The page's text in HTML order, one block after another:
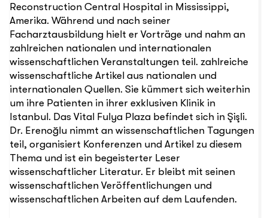
Reconstruction Central Hospital in Mississippi,
Amerika. Während und nach seiner
Facharztausbildung hielt er Vorträge und nahm an
zahlreichen nationalen und internationalen
wissenschaftlichen Veranstaltungen teil. zahlreiche
wissenschaftliche Artikel aus nationalen und
internationalen Quellen. Sie kümmert sich weiterhin
um ihre Patienten in ihrer exklusiven Klinik in
Istanbul. Das Vital Fulya Plaza befindet sich in Şişli.
Dr. Erenoğlu nimmt an wissenschaftlichen Tagungen
teil, organisiert Konferenzen und Artikel zu diesem
Thema und ist ein begeisterter Leser
wissenschaftlicher Literatur. Er bleibt mit seinen
wissenschaftlichen Veröffentlichungen und
wissenschaftlichen Arbeiten auf dem Laufenden.